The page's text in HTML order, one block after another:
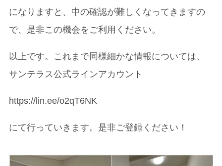
になりますと、中の確認が難しくなってきますの
で、是非この機会をご利用ください。
以上です。これまで同様細かな情報については、
サンテラス公式ラインアカウント
https://lin.ee/o2qT6NK
にて行っていきます。是非ご登録ください！